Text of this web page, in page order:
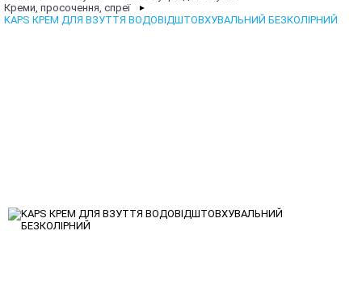
Креми, просочення, спреї ►
KAPS КРЕМ ДЛЯ ВЗУТТЯ ВОДОВІДШТОВХУВАЛЬНИЙ БЕЗКОЛІРНИЙ